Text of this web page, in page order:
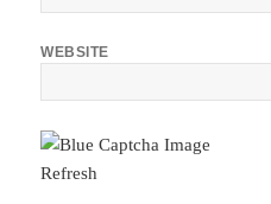
WEBSITE
Refresh